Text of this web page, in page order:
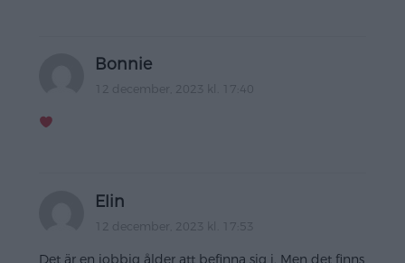
Bonnie
12 december, 2023 kl. 17:40
Elin
12 december, 2023 kl. 17:53
Det är en jobbig ålder att befinna sig i. Men det finns